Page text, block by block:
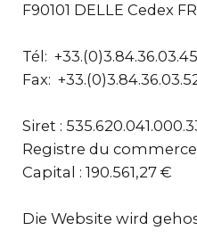
F90101 DELLE Cedex
Tél: +33.(0)3.84.36.03.45
Fax:
Siret :
Registre du commerce
Capital : 190.561,27 €
Die Website wird